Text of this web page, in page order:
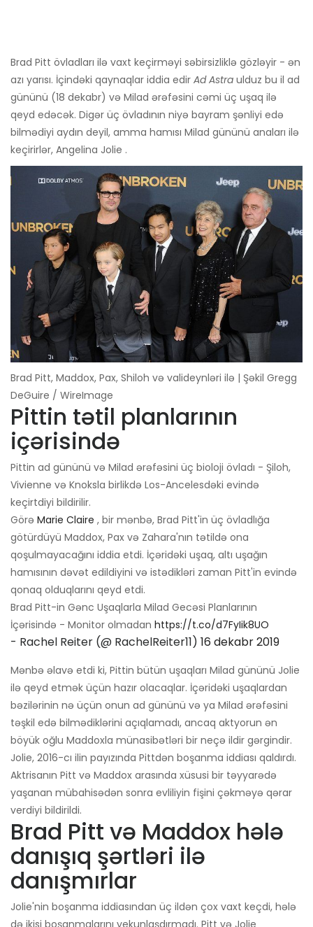
Brad Pitt övladları ilə vaxt keçirməyi səbirsizliklə gözləyir - ən
azı yarısı. İçindəki qaynaqlar iddia edir Ad Astra ulduz bu il ad
gününü (18 dekabr) və Milad ərəfəsini cəmi üç uşaq ilə
qeyd edəcək. Digər üç övladının niyə bayram şənliyi edə
bilmədiyi aydın deyil, amma hamısı Milad gününü anaları ilə
keçirirlər, Angelina Jolie .
Brad Pitt, Maddox, Pax, Shiloh və valideynləri ilə | Şəkil Gregg
DeGuire / WireImage
Pittin tətil planlarının
içərisində
Pittin ad gününü və Milad ərəfəsini üç bioloji övladı - Şiloh,
Vivienne və Knoksla birlikdə Los-Ancelesdəki evində
keçirtdiyi bildirilir.
Görə Marie Claire , bir mənbə, Brad Pitt'in üç övladlığa
götürdüyü Maddox, Pax və Zahara'nın tətildə ona
qoşulmayacağını iddia etdi. İçəridəki uşaq, altı uşağın
hamısının dəvət edildiyini və istədikləri zaman Pitt'in evində
qonaq olduqlarını qeyd etdi.
Brad Pitt-in Gənc Uşaqlarla Milad Gecəsi Planlarının
İçərisində - Monitor olmadan https://t.co/d7FyIik8UO
- Rachel Reiter (@ RachelReiter11) 16 dekabr 2019
Mənbə əlavə etdi ki, Pittin bütün uşaqları Milad gününü Jolie
ilə qeyd etmək üçün hazır olacaqlar. İçəridəki uşaqlardan
bəzilərinin nə üçün onun ad gününü və ya Milad ərəfəsini
təşkil edə bilmədiklərini açıqlamadı, ancaq aktyorun ən
böyük oğlu Maddoxla münasibətləri bir neçə ildir gərgindir.
Jolie, 2016-cı ilin payızında Pittdən boşanma iddiası qaldırdı.
Aktrisanın Pitt və Maddox arasında xüsusi bir təyyarədə
yaşanan mübahisədən sonra evliliyin fişini çəkməyə qərar
verdiyi bildirildi.
Brad Pitt və Maddox hələ
danışıq şərtləri ilə
danışmırlar
Jolie'nin boşanma iddiasından üç ildən çox vaxt keçdi, hələ